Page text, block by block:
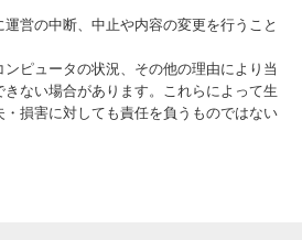
営の中断、中止や内容の変更を行うこと
ピュータの状況、その他の理由により当
ない場合があります。これらによって生
損害に対しても責任を負うものではない